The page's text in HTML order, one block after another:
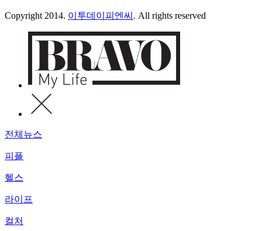
Copyright 2014. 이투데이피엔씨 . All rights reserved
전체뉴스
피플
헬스
라이프
컬처